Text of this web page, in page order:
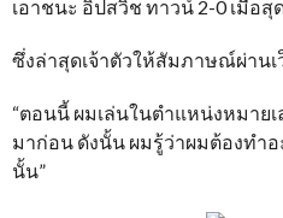
เอาชนะ อิปสวิช ทาวน์ 2-0 เมื่อ
ซึ่งล่าสุดเจ้าตัวให้สัมภาษณ์ผ่าน
“ตอนนี้ ผมเล่นในตำแหน่งหมาย
มาก่อน ดังนั้น ผมรู้ว่าผมต้องทำ
นั้น”